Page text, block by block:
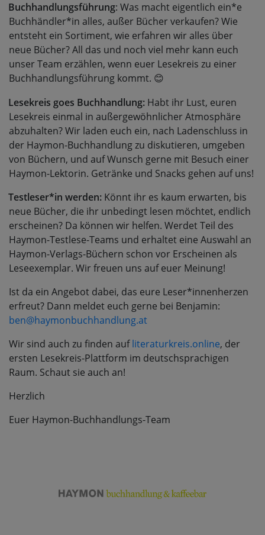
Buchhandlungsführung: Was macht eigentlich ein*e
Buchhändler*in alles, außer Bücher verkaufen? Wie
entsteht ein Sortiment, wie erfahren wir alles über
neue Bücher? All das und noch viel mehr kann euch
unser Team erzählen, wenn euer Lesekreis zu einer
Buchhandlungsführung kommt. 😊
Lesekreis goes Buchhandlung: Habt ihr Lust, euren
Lesekreis einmal in außergewöhnlicher Atmosphäre
abzuhalten? Wir laden euch ein, nach Ladenschluss in
der Haymon-Buchhandlung zu diskutieren, umgeben
von Büchern, und auf Wunsch gerne mit Besuch einer
Haymon-Lektorin. Getränke und Snacks gehen auf uns!
Testleser*in werden: Könnt ihr es kaum erwarten, bis
neue Bücher, die ihr unbedingt lesen möchtet, endlich
erscheinen? Da können wir helfen. Werdet Teil des
Haymon-Testlese-Teams und erhaltet eine Auswahl an
Haymon-Verlags-Büchern schon vor Erscheinen als
Leseexemplar. Wir freuen uns auf euer Meinung!
Ist da ein Angebot dabei, das eure Leser*innenherzen
erfreut? Dann meldet euch gerne bei Benjamin:
ben@haymonbuchhandlung.at
Wir sind auch zu finden aufliteraturkreis.online, der
ersten Lesekreis-Plattform im deutschsprachigen
Raum. Schaut sie auch an!
Herzlich
Euer Haymon-Buchhandlungs-Team